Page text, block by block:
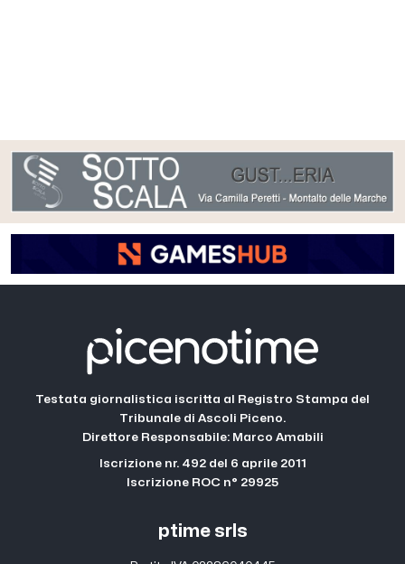
Testata giornalistica iscritta al Registro Stampa del
Tribunale di Ascoli Piceno.
Direttore Responsabile: Marco Amabili
Iscrizione nr. 492 del 6 aprile 2011
Iscrizione ROC n° 29925
ptime srls